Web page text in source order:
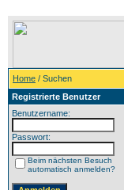
Home / Suchen
Registrierte Benutzer
Benutzername:
Passwort:
Beim nächsten Besuch
automatisch anmelden?